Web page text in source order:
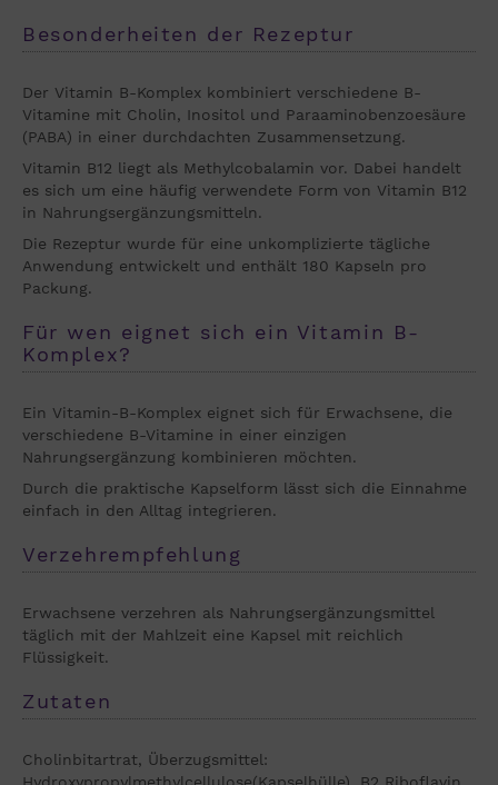
Besonderheiten der Rezeptur
Der Vitamin B-Komplex kombiniert verschiedene B-
Vitamine mit Cholin, Inositol und Paraaminobenzoesäure
(PABA) in einer durchdachten Zusammensetzung.
Vitamin B12 liegt als Methylcobalamin vor. Dabei handelt
es sich um eine häufig verwendete Form von Vitamin B12
in Nahrungsergänzungsmitteln.
Die Rezeptur wurde für eine unkomplizierte tägliche
Anwendung entwickelt und enthält 180 Kapseln pro
Packung.
Für wen eignet sich ein Vitamin B-
Komplex?
Ein Vitamin-B-Komplex eignet sich für Erwachsene, die
verschiedene B-Vitamine in einer einzigen
Nahrungsergänzung kombinieren möchten.
Durch die praktische Kapselform lässt sich die Einnahme
einfach in den Alltag integrieren.
Verzehrempfehlung
Erwachsene verzehren als Nahrungsergänzungsmittel
täglich mit der Mahlzeit eine Kapsel mit reichlich
Flüssigkeit.
Zutaten
Cholinbitartrat, Überzugsmittel: